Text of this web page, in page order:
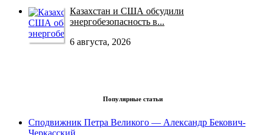
Казахстан и США обсудили
энергобезопасность в...
6 августа, 2026
Популярные статьи
Сподвижник Петра Великого — Александр Бекович-